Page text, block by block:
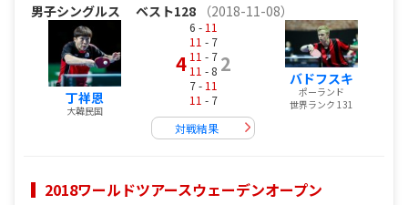
男子シングルス ベスト128 （2018-11-08）
丁祥恩
大韓民国
4
6 - 11
11 - 7
11 - 7
11 - 8
7 - 11
11 - 7
2
対戦結果
バドフスキ
ポーランド
世界ランク 131
2018ワールドツアースウェーデンオープン